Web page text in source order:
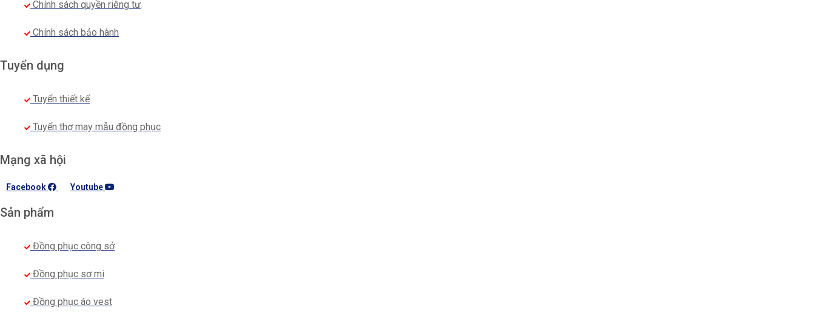
Chính sách quyền riêng tư
Chính sách bảo hành
Tuyển dụng
Tuyển thiết kế
Tuyển thợ may mẫu đồng phục
Mạng xã hội
Facebook Youtube
Sản phẩm
Đồng phục công sở
Đồng phục sơ mi
Đồng phục áo vest